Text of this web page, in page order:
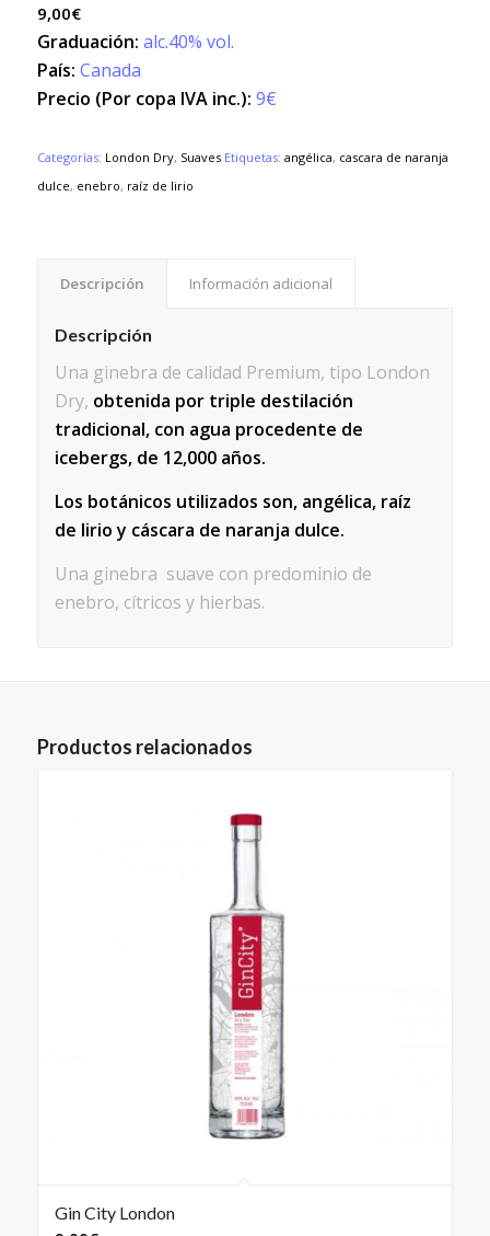
9,00€
Graduación: alc.40% vol.
País: Canada
Precio (Por copa IVA inc.): 9€
Categorías: London Dry, Suaves Etiquetas: angélica, cascara de naranja
dulce, enebro, raíz de lirio
Descripción Información adicional
Descripción
Una ginebra de calidad Premium, tipo London
Dry, obtenida por triple destilación
tradicional, con agua procedente de
icebergs, de 12,000 años.
Los botánicos utilizados son, angélica, raíz
de lirio y cáscara de naranja dulce.
Una ginebra suave con predominio de
enebro, cítricos y hierbas.
Productos relacionados
Gin City London